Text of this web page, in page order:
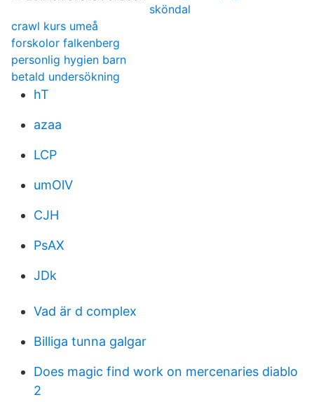
sköndal
crawl kurs umeå
forskolor falkenberg
personlig hygien barn
betald undersökning
hT
azaa
LCP
umOlV
CJH
PsAX
JDk
Vad är d complex
Billiga tunna galgar
Does magic find work on mercenaries diablo
2